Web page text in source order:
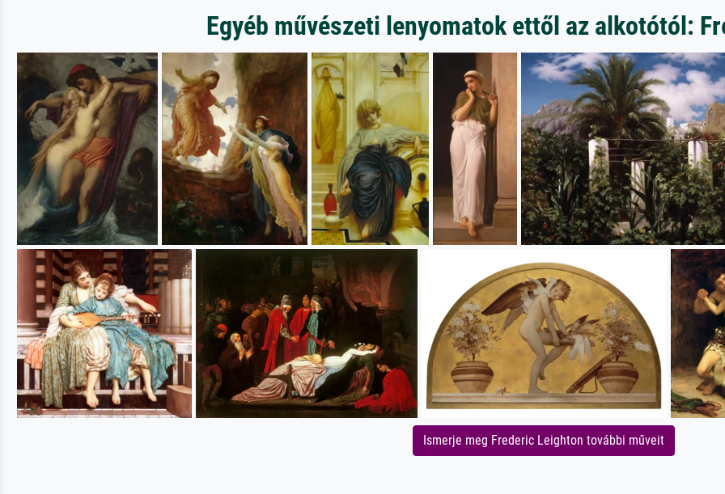
Egyéb művészeti lenyomatok ettől az alkotótól:
Ismerje meg Frederic Leighton további műveit